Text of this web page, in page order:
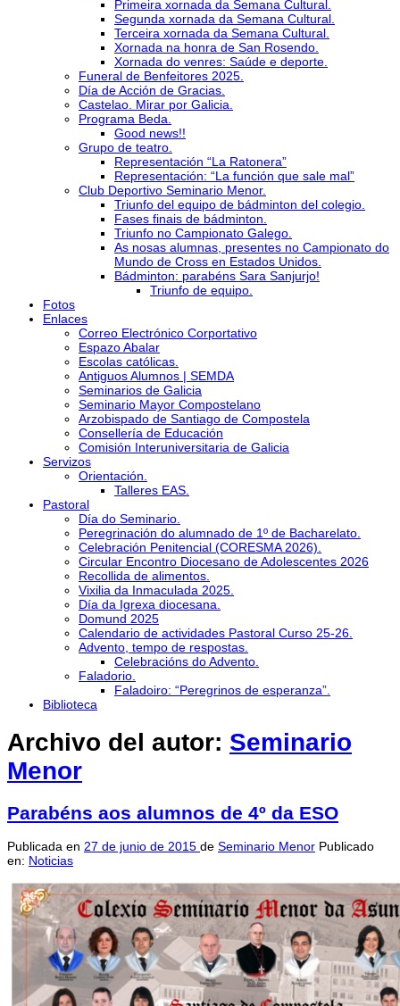
Primeira xornada da Semana Cultural.
Segunda xornada da Semana Cultural.
Terceira xornada da Semana Cultural.
Xornada na honra de San Rosendo.
Xornada do venres: Saúde e deporte.
Funeral de Benfeitores 2025.
Día de Acción de Gracias.
Castelao. Mirar por Galicia.
Programa Beda.
Good news!!
Grupo de teatro.
Representación “La Ratonera”
Representación: “La función que sale mal”
Club Deportivo Seminario Menor.
Triunfo del equipo de bádminton del colegio.
Fases finais de bádminton.
Triunfo no Campionato Galego.
As nosas alumnas, presentes no Campionato do
Mundo de Cross en Estados Unidos.
Bádminton: parabéns Sara Sanjurjo!
Triunfo de equipo.
Fotos
Enlaces
Correo Electrónico Corportativo
Espazo Abalar
Escolas católicas.
Antiguos Alumnos | SEMDA
Seminarios de Galicia
Seminario Mayor Compostelano
Arzobispado de Santiago de Compostela
Consellería de Educación
Comisión Interuniversitaria de Galicia
Servizos
Orientación.
Talleres EAS.
Pastoral
Día do Seminario.
Peregrinación do alumnado de 1º de Bacharelato.
Celebración Penitencial (CORESMA 2026).
Circular Encontro Diocesano de Adolescentes 2026
Recollida de alimentos.
Vixilia da Inmaculada 2025.
Día da Igrexa diocesana.
Domund 2025
Calendario de actividades Pastoral Curso 25-26.
Advento, tempo de respostas.
Celebracións do Advento.
Faladorio.
Faladoiro: “Peregrinos de esperanza”.
Biblioteca
Archivo del autor: Seminario
Menor
Parabéns aos alumnos de 4º da ESO
Publicada en 27 de junio de 2015 de Seminario Menor Publicado
en: Noticias